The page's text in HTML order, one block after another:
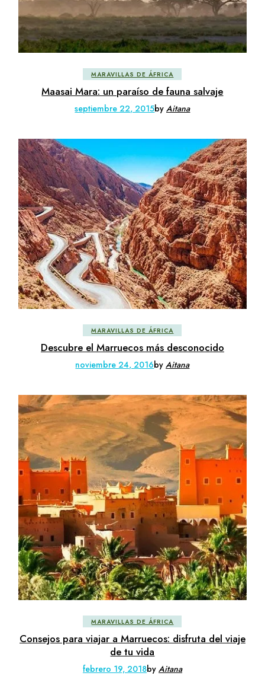
MARAVILLAS DE ÁFRICA
Maasai Mara: un paraíso de fauna salvaje
septiembre 22, 2015byAitana
MARAVILLAS DE ÁFRICA
Descubre el Marruecos más desconocido
noviembre 24, 2016byAitana
MARAVILLAS DE ÁFRICA
Consejos para viajar a Marruecos: disfruta del viaje
de tu vida
febrero 19, 2018by Aitana